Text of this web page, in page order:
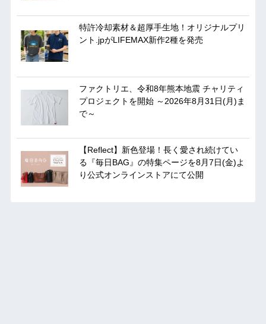
特許冷却素材＆超厚手生地！オリジナルプリ
ント.jpがLIFEMAX新作2種を発売
ファクトリエ、令和8年熊本地震 チャリティ
プロジェクトを開始 ～2026年8月31日(月)ま
で～
【Reflect】新色登場！長く愛され続けてい
る『毎日BAG』の特集ページを8月7日(金)よ
り公式オンラインストアにて公開